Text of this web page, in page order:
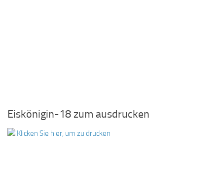
Eiskönigin-18 zum ausdrucken
Klicken Sie hier, um zu drucken